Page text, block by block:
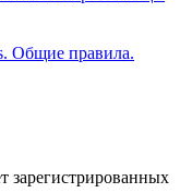
Общие правила.
зарегистрированных